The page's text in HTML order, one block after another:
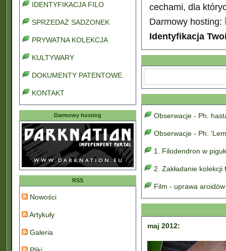
IDENTYFIKACJA FILO
SPRZEDAŻ SADZONEK
PRYWATNA KOLEKCJA
KULTYWARY
DOKUMENTY PATENTOWE
KONTAKT
Darmowy hosting
RSS
Nowości
Artykuły
Galeria
cechami, dla
Darmowy hosting:
Identyfikacja
Obserwacje - Ph.
Obserwacje - Ph.
1. Filodendron w
2. Zakładanie
Film - uprawa
maj 2012: